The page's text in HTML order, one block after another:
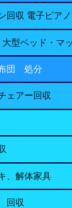
回収 電子ピア
大型ベッド・マ
団 処分
ェアー回収
、解体家具
回収